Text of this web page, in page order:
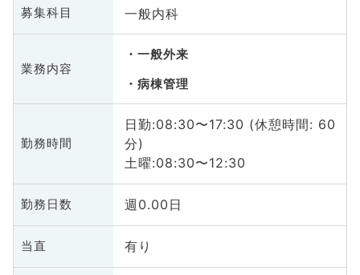
募集科目 一般内科
業務内容
一般外来
病棟管理
勤務時間
日勤:08:30〜17:30 (休憩時間: 60
分)
土曜:08:30〜12:30
勤務日数 週0.00日
当直 有り